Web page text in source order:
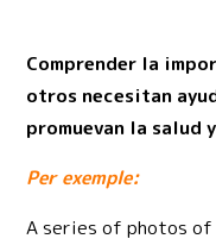
Comprender la
otros necesitan
promuevan la salud
Per exemple:
A series of photos